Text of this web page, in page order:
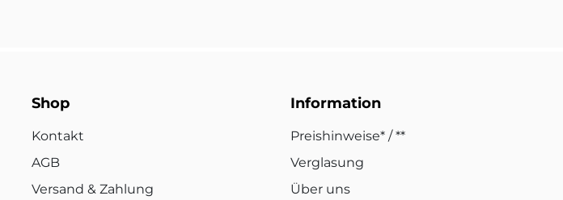
Shop
Kontakt
AGB
Versand & Zahlung
Information
Preishinweise* / **
Verglasung
Über uns